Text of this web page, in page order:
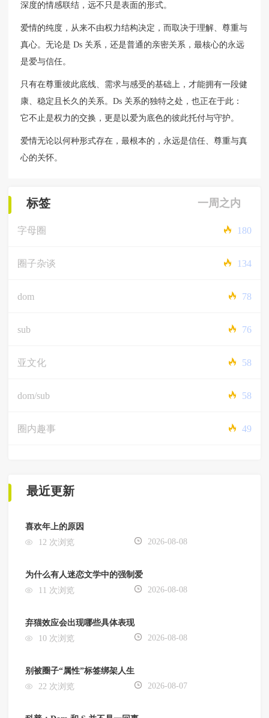
深度的情感联结，远不只是表面的形式。
爱情的纯度，从来不由权力结构决定，而取决于理解、尊重与
真心。无论是 Ds 关系，还是普通的亲密关系，最核心的永远
是爱与信任。
只有在尊重彼此底线、需求与感受的基础上，才能拥有一段健
康、稳定且长久的关系。Ds 关系的独特之处，也正在于此：
它不止是权力的交换，更是以爱为底色的彼此托付与守护。
爱情无论以何种形式存在，最根本的，永远是信任、尊重与真
心的关怀。
标签 一周之内
字母圈 180
圈子杂谈 134
dom 78
sub 76
亚文化 58
dom/sub 58
圈内趣事 49
最近更新
喜欢年上的原因
12 次浏览
2026-08-08
为什么有人迷恋文学中的强制爱
11 次浏览
2026-08-08
弃猫效应会出现哪些具体表现
10 次浏览
2026-08-08
别被圈子“属性”标签绑架人生
22 次浏览
2026-08-07